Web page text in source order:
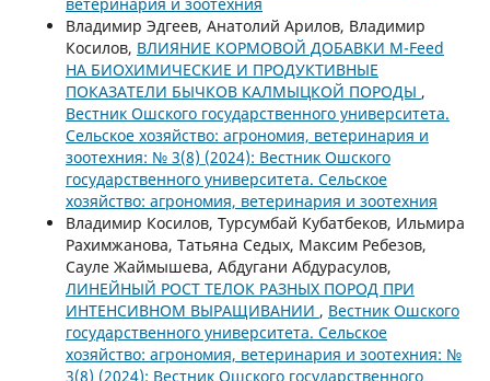
Владимир Эдгеев, Анатолий Арилов, Владимир
Косилов, ВЛИЯНИЕ КОРМОВОЙ ДОБАВКИ M-Feed
НА БИОХИМИЧЕСКИЕ И ПРОДУКТИВНЫЕ
ПОКАЗАТЕЛИ БЫЧКОВ КАЛМЫЦКОЙ ПОРОДЫ ,
Вестник Ошского государственного университета.
Сельское хозяйство: агрономия, ветеринария и
зоотехния: № 3(8) (2024): Вестник Ошского
государственного университета. Сельское
хозяйство: агрономия, ветеринария и зоотехния
Владимир Косилов, Турсумбай Кубатбеков, Ильмира
Рахимжанова, Татьяна Седых, Максим Ребезов,
Сауле Жаймышева, Абдугани Абдурасулов,
ЛИНЕЙНЫЙ РОСТ ТЕЛОК РАЗНЫХ ПОРОД ПРИ
ИНТЕНСИВНОМ ВЫРАЩИВАНИИ , Вестник Ошского
государственного университета. Сельское
хозяйство: агрономия, ветеринария и зоотехния: №
3(8) (2024): Вестник Ошского государственного